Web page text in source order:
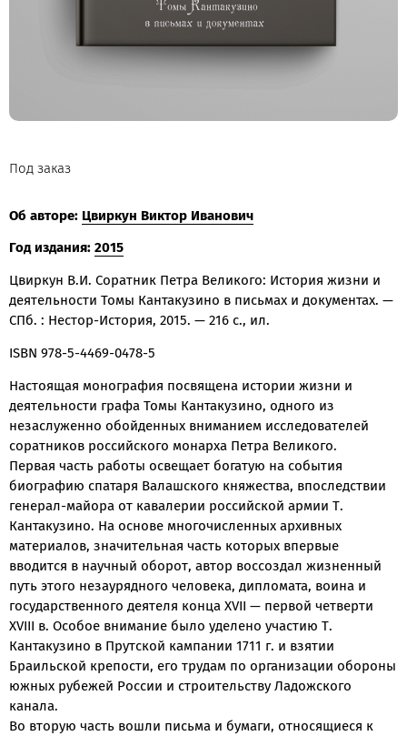
Под заказ
Об авторе: Цвиркун Виктор Иванович
Год издания: 2015
Цвиркун В.И. Соратник Петра Великого: История жизни и
деятельности Томы Кантакузино в письмах и документах. —
СПб. : Нестор-История, 2015. — 216 с., ил.
ISBN 978-5-4469-0478-5
Настоящая монография посвящена истории жизни и
деятельности графа Томы Кантакузино, одного из
незаслуженно обойденных вниманием исследователей
соратников российского монарха Петра Великого.
Первая часть работы освещает богатую на события
биографию спатаря Валашского княжества, впоследствии
генерал-майора от кавалерии российской армии Т.
Кантакузино. На основе многочисленных архивных
материалов, значительная часть которых впервые
вводится в научный оборот, автор воссоздал жизненный
путь этого незаурядного человека, дипломата, воина и
государственного деятеля конца XVII — первой четверти
XVIII в. Особое внимание было уделено участию Т.
Кантакузино в Прутской кампании 1711 г. и взятии
Браильской крепости, его трудам по организации обороны
южных рубежей России и строительству Ладожского
канала.
Во вторую часть вошли письма и бумаги, относящиеся к